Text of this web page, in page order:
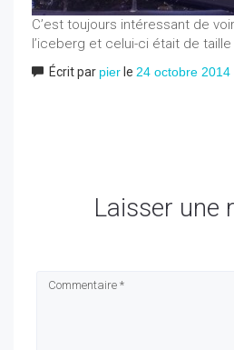
C’est toujours intéressant de
l’iceberg et celui-ci était de taille
Écrit par pier le 24 octobre 2014
Laisser une